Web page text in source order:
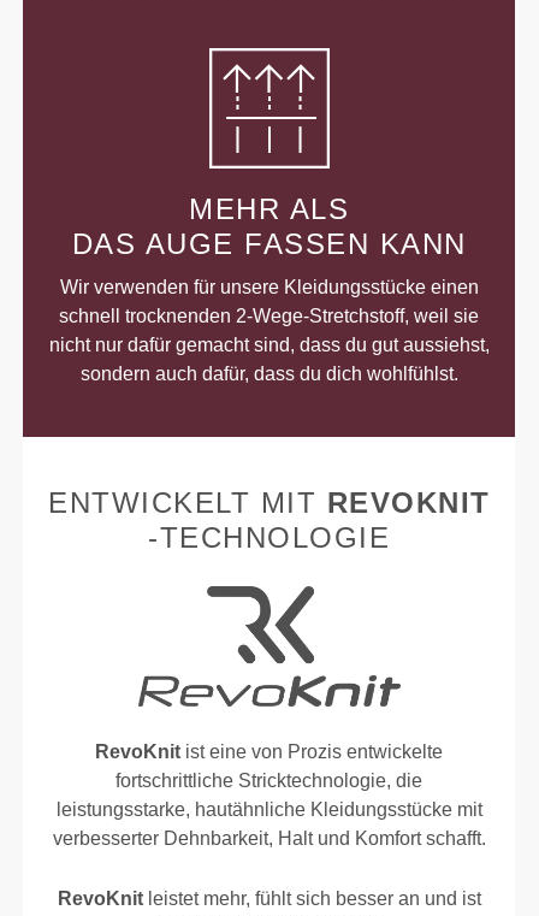
MEHR ALS
DAS AUGE FASSEN KANN
Wir verwenden für unsere Kleidungsstücke einen
schnell trocknenden 2-Wege-Stretchstoff, weil sie
nicht nur dafür gemacht sind, dass du gut aussiehst,
sondern auch dafür, dass du dich wohlfühlst.
ENTWICKELT MIT REVOKNIT
-TECHNOLOGIE
RevoKnit ist eine von Prozis entwickelte
fortschrittliche Stricktechnologie, die
leistungsstarke, hautähnliche Kleidungsstücke mit
verbesserter Dehnbarkeit, Halt und Komfort schafft.
RevoKnitleistet mehr, fühlt sich besser an und ist